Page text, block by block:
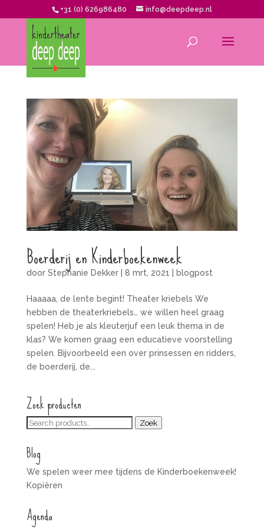
+31 (0) 626986480 info@deepdeep.nl
Boerderij en Kinderboekenweek
door Stephanie Dekker| 8 mrt, 2021 blogpost
Haaaaa, de lente begint! Theater kriebels We
hebben de theaterkriebels… we willen heel graag
spelen! Heb je als kleuterjuf een leuk thema in de
klas? We komen graag een educatieve voorstelling
spelen. Bijvoorbeeld een over prinsessen en ridders,
de boerderij, de...
Zoek producten
Zoeken
Zoek
Blog
We spelen weer mee tijdens de Kinderboekenweek!
Kopiëren
Agenda